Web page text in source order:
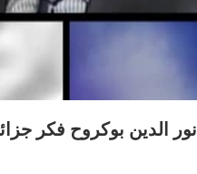
نور الدين بوكروح فكر